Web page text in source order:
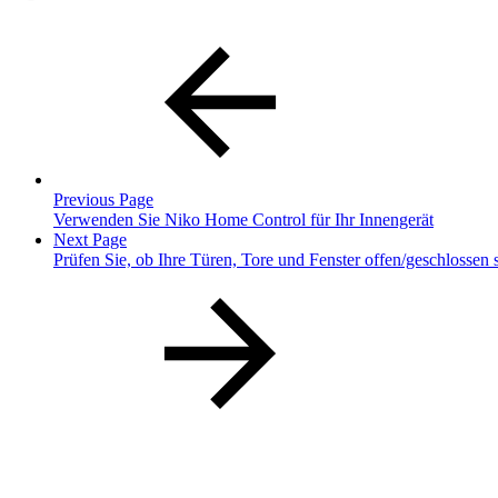
Previous Page
Verwenden Sie Niko Home Control für Ihr Innengerät
Next Page
Prüfen Sie, ob Ihre Türen, Tore und Fenster offen/geschlossen